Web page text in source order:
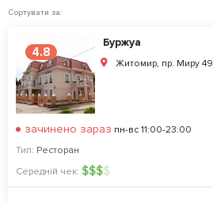
Сортувати за:
4.8
Буржуа
Житомир, пр. Миру 49
зачинено зараз пн-вс 11:00-23:00
Тип: Ресторан
Середній чек: $$$$